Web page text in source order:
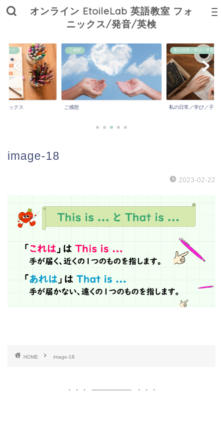
オンライン EtoileLab 英語教室 フォ
ニックス/発音/英検
ックス
ニックス
ご感想
ご感想
私の日常／学び／子育て
私の日常／学び／子育
image-18
2023-02-22
HOME image-18